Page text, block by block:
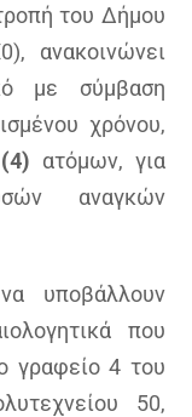
του Δήμου
ανακοινώνει
με σύμβαση
χρόνου,
ατόμων, για
αναγκών
υποβάλλουν
που
γραφείο 4 του
50,